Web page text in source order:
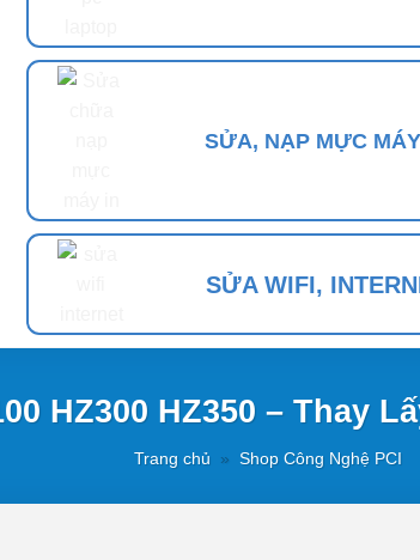
SỬA, NẠP MỰC
SỬA WIFI,
HZ300 HZ350 – Thay
Trang chủ » Shop Công Nghệ PCI